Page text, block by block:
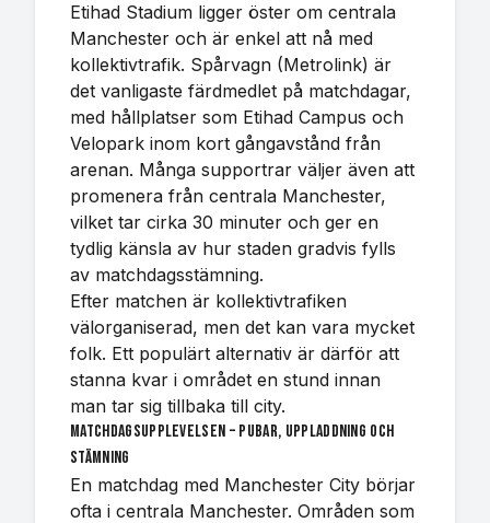
Etihad Stadium ligger öster om centrala
Manchester och är enkel att nå med
kollektivtrafik. Spårvagn (Metrolink) är
det vanligaste färdmedlet på matchdagar,
med hållplatser som Etihad Campus och
Velopark inom kort gångavstånd från
arenan. Många supportrar väljer även att
promenera från centrala Manchester,
vilket tar cirka 30 minuter och ger en
tydlig känsla av hur staden gradvis fylls
av matchdagsstämning.
Efter matchen är kollektivtrafiken
välorganiserad, men det kan vara mycket
folk. Ett populärt alternativ är därför att
stanna kvar i området en stund innan
man tar sig tillbaka till city.
Matchdagsupplevelsen – pubar, uppladdning och
stämning
En matchdag med Manchester City börjar
ofta i centrala Manchester. Områden som